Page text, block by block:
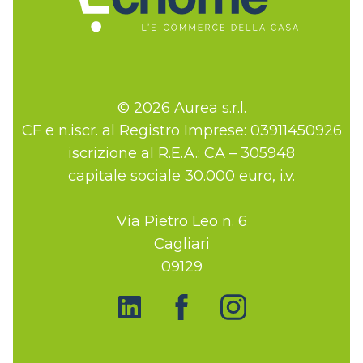
© 2026 Aurea s.r.l.
CF e n.iscr. al Registro Imprese: 03911450926
iscrizione al R.E.A.: CA – 305948
capitale sociale 30.000 euro, i.v.
Via Pietro Leo n. 6
Cagliari
09129